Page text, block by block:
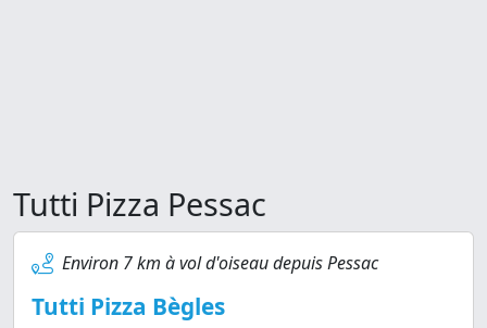
Tutti Pizza Pessac
Environ 7 km à vol d'oiseau depuis Pessac
Tutti Pizza Bègles